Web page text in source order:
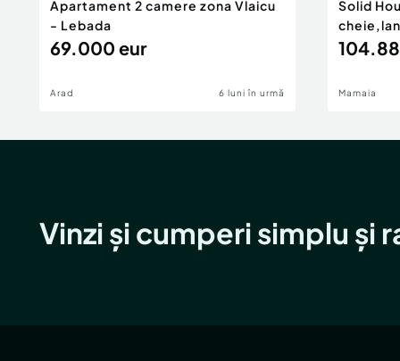
Apartament 2 camere zona Vlaicu
- Lebada
69.000 eur
Arad 6 luni în urmă
Solid
Mamaia
Vinzi și cumperi simplu și